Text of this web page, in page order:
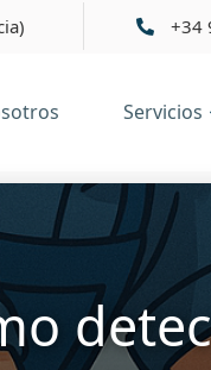
+34
Servicios